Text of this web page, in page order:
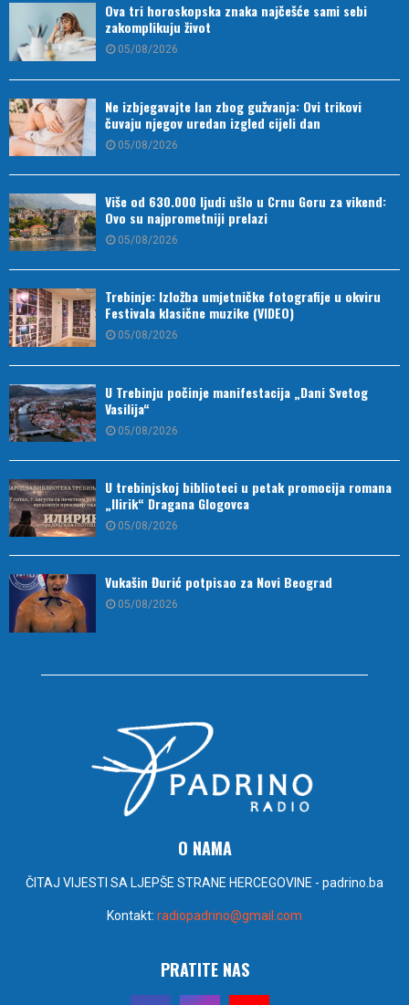
Ova tri horoskopska znaka najčešće sami sebi
zakomplikuju život
05/08/2026
Ne izbjegavajte lan zbog gužvanja: Ovi trikovi
čuvaju njegov uredan izgled cijeli dan
05/08/2026
Više od 630.000 ljudi ušlo u Crnu Goru za vikend:
Ovo su najprometniji prelazi
05/08/2026
Trebinje: Izložba umjetničke fotografije u okviru
Festivala klasične muzike (VIDEO)
05/08/2026
U Trebinju počinje manifestacija „Dani Svetog
Vasilija“
05/08/2026
U trebinjskoj biblioteci u petak promocija romana
„Ilirik“ Dragana Glogovca
05/08/2026
Vukašin Đurić potpisao za Novi Beograd
05/08/2026
O NAMA
ČITAJ VIJESTI SA LJEPŠE STRANE HERCEGOVINE - padrino.ba
Kontakt: radiopadrino@gmail.com
PRATITE NAS